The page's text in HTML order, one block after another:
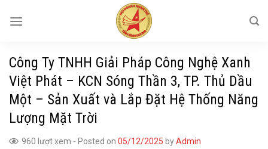
Công Ty TNHH Giải Pháp Công Nghệ Xanh
Việt Phát – KCN Sóng Thần 3, TP. Thủ Dầu
Một – Sản Xuất và Lắp Đặt Hệ Thống Năng
Lượng Mặt Trời
960 lượt xem - Posted on 05/12/2025 byAdmin